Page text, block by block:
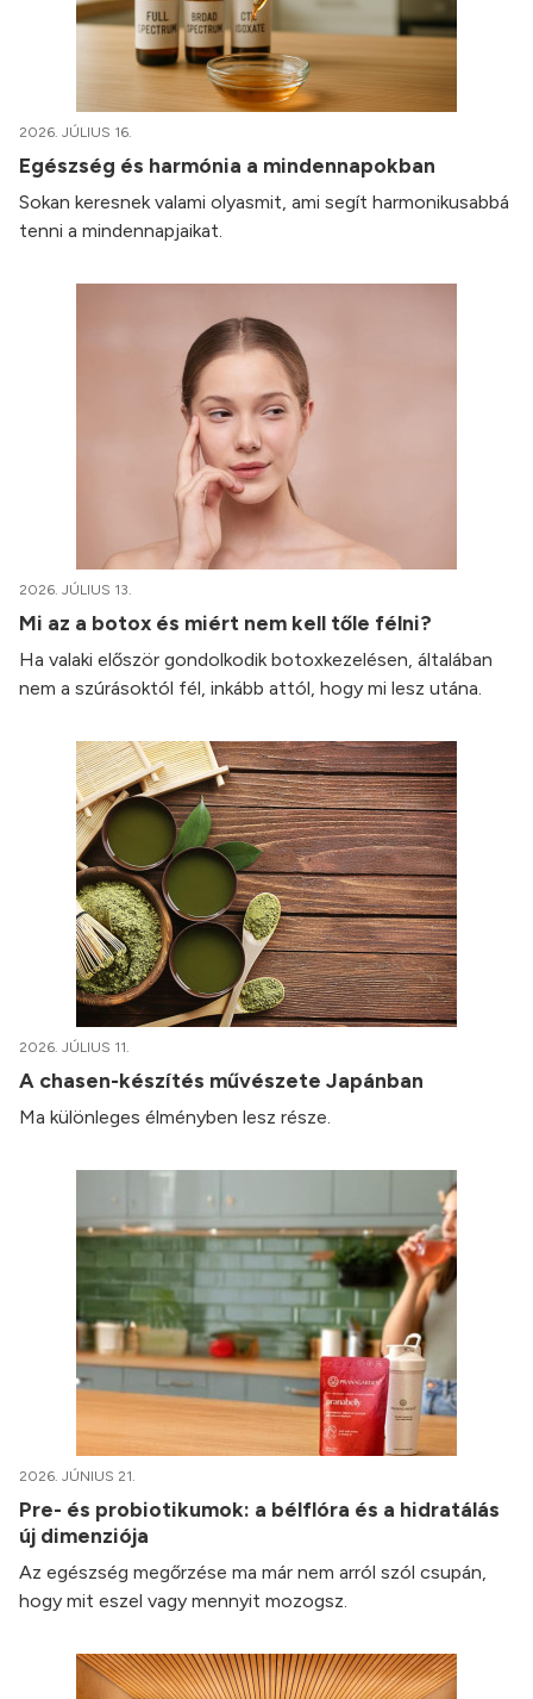
2026. JÚLIUS 16.
Egészség és harmónia a mindennapokban
Sokan keresnek valami olyasmit, ami segít harmonikusabbá
tenni a mindennapjaikat.
2026. JÚLIUS 13.
Mi az a botox és miért nem kell tőle félni?
Ha valaki először gondolkodik botoxkezelésen, általában
nem a szúrásoktól fél, inkább attól, hogy mi lesz utána.
2026. JÚLIUS 11.
A chasen-készítés művészete Japánban
Ma különleges élményben lesz része.
2026. JÚNIUS 21.
Pre- és probiotikumok: a bélflóra és a hidratálás
új dimenziója
Az egészség megőrzése ma már nem arról szól csupán,
hogy mit eszel vagy mennyit mozogsz.